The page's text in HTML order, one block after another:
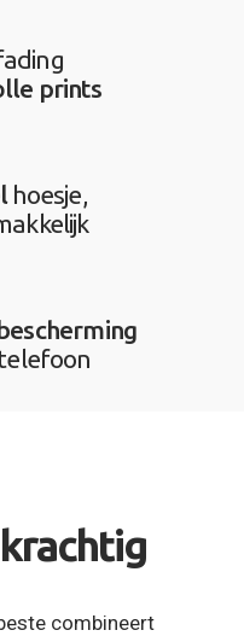
prints
hoesje,
krachtig
combineert